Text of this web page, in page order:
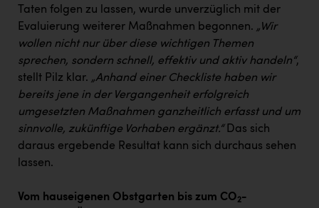
Taten folgen zu lassen, wurde unverzüglich mit der
Evaluierung weiterer Maßnahmen begonnen. „Wir
wollen nicht nur über diese wichtigen Themen
sprechen, sondern schnell, effektiv und aktiv handeln“,
stellt Pilz klar. „Anhand einer Checkliste haben wir
bereits jene in der Vergangenheit erfolgreich
umgesetzten Maßnahmen ganzheitlich erfasst und um
sinnvolle, zukünftige Vorhaben ergänzt.“Das sich
daraus ergebende Resultat kann sich durchaus sehen
lassen.
Vom hauseigenen Obstgarten bis zum CO2-